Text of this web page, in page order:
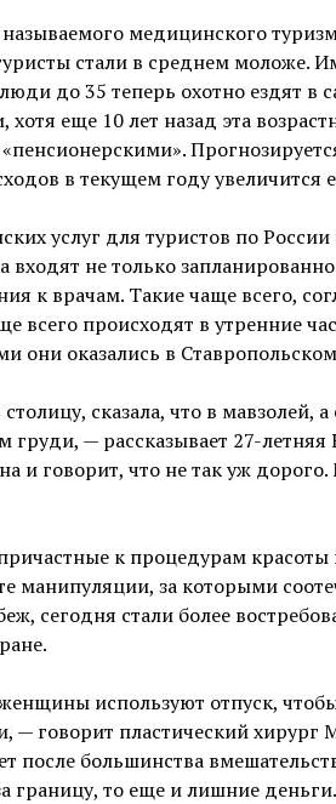
медицинского
стали в среднем моложе.
до 35 теперь охотно ездят в
еще 10 лет назад эта
«пенсионерскими».
в текущем году увеличится
услуг для туристов по
входят не только
к врачам. Такие чаще всего,
всего происходят в утренние
они оказались в
сказала, что в мавзолей, а
груди, — рассказывает 27-летняя
и говорит, что не так уж
к процедурам красоты
манипуляции, за которыми
сегодня стали более
используют отпуск,
— говорит пластический хирург
после большинства
границу, то еще и лишние